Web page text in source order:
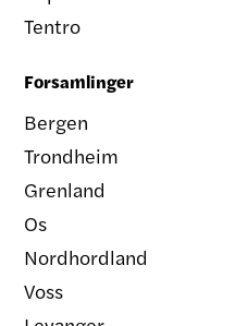
Tentro
Forsamlinger
Bergen
Trondheim
Grenland
Os
Nordhordland
Voss